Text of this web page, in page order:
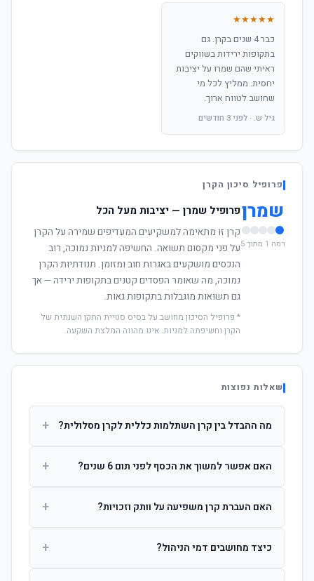
★★★★★
כבר 4 שנים בקרן. גם
בתקופות ירידות בשווקים
ראיתי שהם שמרו על יציבות
יחסית. ממליץ לכל מי
שחושב לטווח ארוך.
גיל ש. · לפני 3 חודשים
פרופיל סיכון הקרן
שמרן
רמה 1 מתוך 5
פרופיל שמרן — יציבות מעל הכל
קרן זו מתאימה למשקיעים המעדיפים שמירה על הקרן
על פני מקסום תשואה. החשיפה למניות נמוכה, רוב
הנכסים מושקעים באגרות חוב ומזומן. תנודתיות הקרן
נמוכה, מה שאומר הפסדים קטנים בתקופות ירידה — אך
גם תשואות מוגבלות בתקופות גאות.
* פרופיל הסיכון מחושב על בסיס סטיית התקן השנתית של
הקרן וחשיפתה למניות. אינו מהווה המלצת השקעה.
שאלות נפוצות
מה ההבדל בין קרן השתלמות כללית לקרן מסלולית? +
ההשקעות. קרן מסלולית עוקבת אחרי מדד ספציפי ומאפשרת
האם אפשר למשוך את הכסף לפני תום 6 שנים? +
הרווחים. לאחר 6 שנים ניתן למשוך פטור ממס עד לתקרה
האם העברת קרן משפיעה על וותק וזכויות? +
החברות. הוותק ממשיך להיספר מיום ההפקדה הראשונה.
כיצד מחושבים דמי הניהול? +